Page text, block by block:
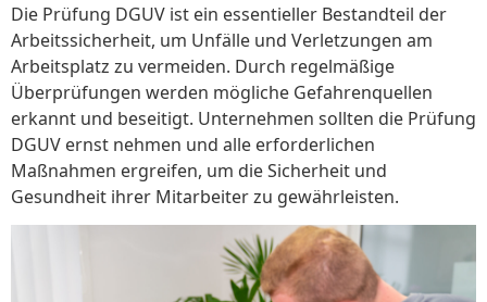
Die Prüfung DGUV ist ein essentieller Bestandteil der
Arbeitssicherheit, um Unfälle und Verletzungen am
Arbeitsplatz zu vermeiden. Durch regelmäßige
Überprüfungen werden mögliche Gefahrenquellen
erkannt und beseitigt. Unternehmen sollten die Prüfung
DGUV ernst nehmen und alle erforderlichen
Maßnahmen ergreifen, um die Sicherheit und
Gesundheit ihrer Mitarbeiter zu gewährleisten.